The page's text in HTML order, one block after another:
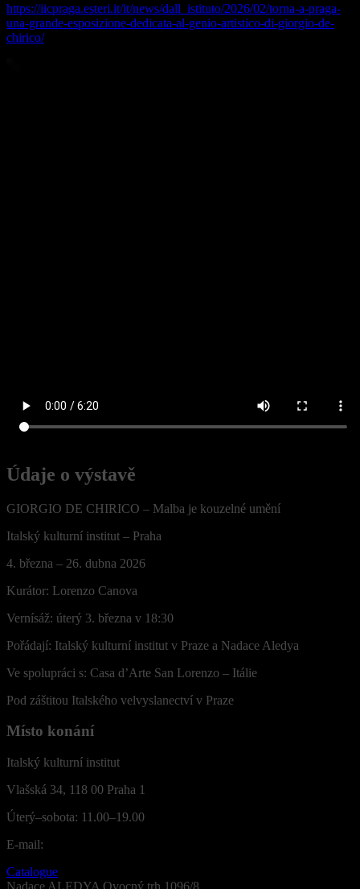
https://iicpraga.esteri.it/it/news/dall_istituto/2026/02/torna-a-praga-
una-grande-esposizione-dedicata-al-genio-artistico-di-giorgio-de-
chirico/
Údaje o výstavě
GIORGIO DE CHIRICO – Malba je kouzelné umění
Italský kulturní institut – Praha
4. března – 26. dubna 2026
Kurátor: Lorenzo Canova
Vernísáž: úterý 3. března v 18:30
Pořádají: Italský kulturní institut v Praze a Nadace Aledya
Ve spolupráci s: Casa d’Arte San Lorenzo – Itálie
Pod záštitou Italského velvyslanectví v Praze
Místo konání
Italský kulturní institut
Vlašská 34, 118 00 Praha 1
Úterý–sobota: 11.00–19.00
E-mail:
Catalogue
Nadace ALEDYA Ovocný trh 1096/8